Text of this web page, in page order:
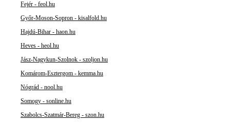
Fejér - feol.hu
Győr-Moson-Sopron - kisalfold.hu
Hajdú-Bihar - haon.hu
Heves - heol.hu
Jász-Nagykun-Szolnok - szoljon.hu
Komárom-Esztergom - kemma.hu
Nógrád - nool.hu
Somogy - sonline.hu
Szabolcs-Szatmár-Bereg - szon.hu